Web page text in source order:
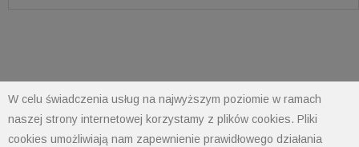
W celu świadczenia usług na najwyższym poziomie w ramach
naszej strony internetowej korzystamy z plików cookies. Pliki
cookies umożliwiają nam zapewnienie prawidłowego działania